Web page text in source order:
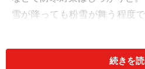
雪が降っても粉雪が舞う程度
積もることも。特にイングラ
く、わずかの積雪でも電車や
続きを